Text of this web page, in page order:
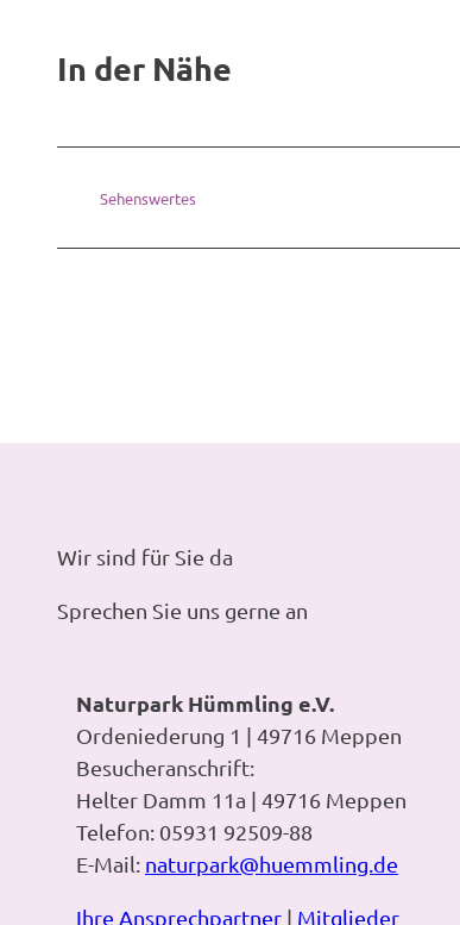
In der Nähe
Sehenswertes
Wir sind für Sie da
Sprechen Sie uns gerne an
Naturpark Hümmling e.V.
Ordeniederung 1 | 49716 Meppen
Besucheranschrift:
Helter Damm 11a | 49716 Meppen
Telefon: 05931 92509-88
E-Mail: naturpark@huemmling.de
Ihre Ansprechpartner | Mitglieder